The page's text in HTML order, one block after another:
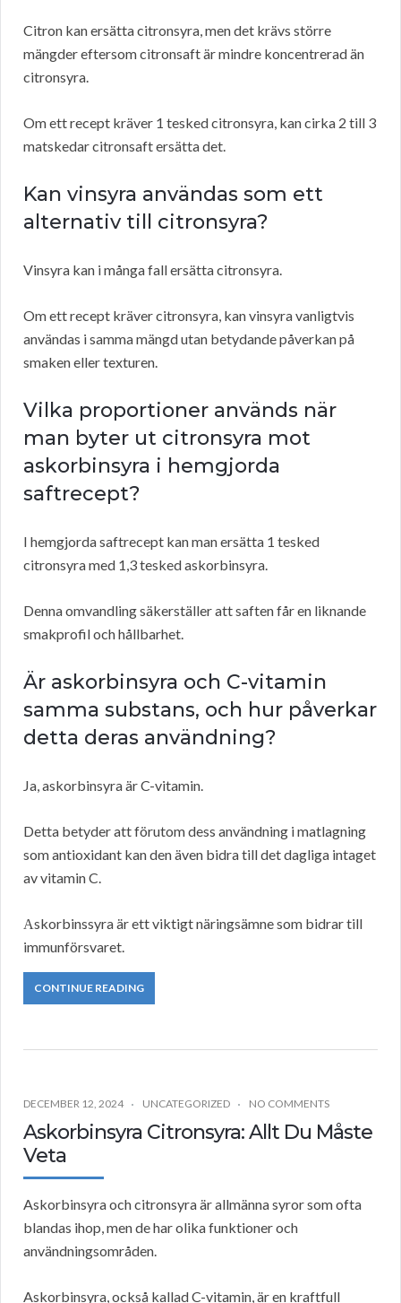
Citron kan ersätta citronsyra, men det krävs större
mängder eftersom citronsaft är mindre koncentrerad än
citronsyra.
Om ett recept kräver 1 tesked citronsyra, kan cirka 2 till 3
matskedar citronsaft ersätta det.
Kan vinsyra användas som ett
alternativ till citronsyra?
Vinsyra kan i många fall ersätta citronsyra.
Om ett recept kräver citronsyra, kan vinsyra vanligtvis
användas i samma mängd utan betydande påverkan på
smaken eller texturen.
Vilka proportioner används när
man byter ut citronsyra mot
askorbinsyra i hemgjorda
saftrecept?
I hemgjorda saftrecept kan man ersätta 1 tesked
citronsyra med 1,3 tesked askorbinsyra.
Denna omvandling säkerställer att saften får en liknande
smakprofil och hållbarhet.
Är askorbinsyra och C-vitamin
samma substans, och hur påverkar
detta deras användning?
Ja, askorbinsyra är C-vitamin.
Detta betyder att förutom dess användning i matlagning
som antioxidant kan den även bidra till det dagliga intaget
av vitamin C.
Аskorbinssyra är ett viktigt näringsämne som bidrar till
immunförsvaret.
CONTINUE READING
DECEMBER 12, 2024 UNCATEGORIZED NO COMMENTS
Askorbinsyra Citronsyra: Allt Du Måste
Veta
Askorbinsyra och citronsyra är allmänna syror som ofta
blandas ihop, men de har olika funktioner och
användningsområden.
Askorbinsyra, också kallad C-vitamin, är en kraftfull